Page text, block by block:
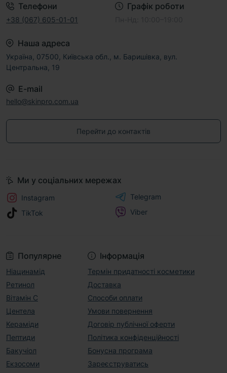
Телефони
+38 (067) 605-01-01
Графік роботи
Наша адреса
Україна, 07500, Київська обл., м. Баришівка, вул.
Центральна, 19
E-mail
hello@skinpro.com.ua
Перейти до контактів
Популярне
Ніацинамід
Ретинол
Вітамін С
Центела
Кераміди
Пептиди
Бакучіол
Екзосоми
Інформація
Термін придатності косметики
Доставка
Способи оплати
Умови повернення
Договір публічної оферти
Політика конфіденційності
Бонусна програма
Зареєструватись
Ми у соціальних мережах
Instagram
TikTok
Telegram
Viber